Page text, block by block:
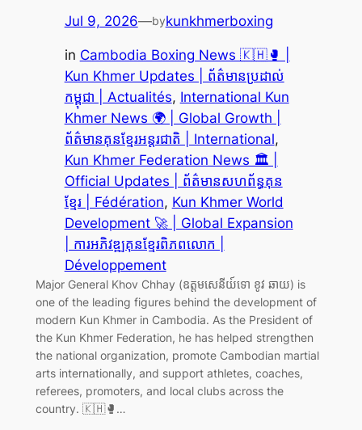
Jul 9, 2026—bykunkhmerboxing
in Cambodia Boxing News 🇰🇭🥊 |
Kun Khmer Updates | ព័ត៌មានប្រដាល់
កម្ពុជា | Actualités, International Kun
Khmer News 🌍 | Global Growth |
ព័ត៌មានគុនខ្មែរអន្តរជាតិ | International
Kun Khmer Federation News 🏛️ |
Official Updates | ព័ត៌មានសហព័ន្ធគុន
ខ្មែរ | Fédération, Kun Khmer World
Development 🚀 | Global Expansion
| ការអភិវឌ្ឍគុនខ្មែរពិភពលោក |
Développement
Major General Khov Chhay (ឧត្តមសេនីយ៍ទោ ខូវ ឆាយ) is
one of the leading figures behind the development of
modern Kun Khmer in Cambodia. As the President of
the Kun Khmer Federation, he has helped strengthen
the national organization, promote Cambodian martial
arts internationally, and support athletes, coaches,
referees, promoters, and local clubs across the
country. 🇰🇭🥊…